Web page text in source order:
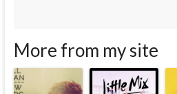
More from my site